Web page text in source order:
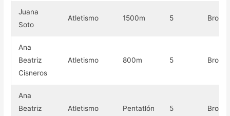
Juana
Soto
Atletismo 1500m 5
Ana
Beatriz
Cisneros
Atletismo 800m 5
Ana
Beatriz
Atletismo Pentatlón 5